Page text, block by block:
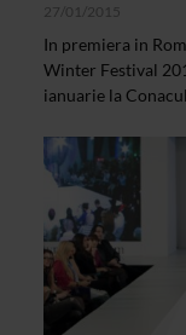
27/01/2015
In premiera in
Winter Festival
ianuarie la